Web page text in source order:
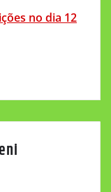
no dia 12